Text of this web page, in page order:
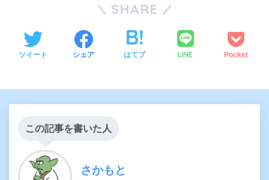
SHARE
ツイート シェア はてブ LINE Pocket
この記事を書いた人
さかもと